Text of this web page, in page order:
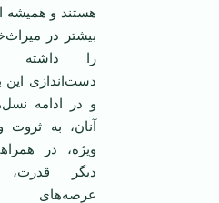
هستند و همیشه
بیشتر در
را داشته
دست‌اندازی این
و در ادامه
آنان، به ثروت
ویژه، در
دیگر
عرصه‌های